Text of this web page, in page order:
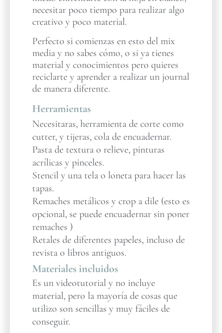
necesitar poco tiempo para realizar algo
creativo y poco material.
Perfecto si comienzas en esto del mix
media y no sabes cómo, o si ya tienes
material y conocimientos pero quieres
reciclarte y aprender a realizar un journal
de manera diferente.
Herramientas
Necesitaras, herramienta de corte como
cutter, y tijeras, cola de encuadernar.
Pasta de textura o relieve, pinturas
acrílicas y pinceles.
Stencil y una tela o loneta para hacer las
tapas.
Remaches metálicos y crop a dile (esto es
opcional, se puede encuadernar sin poner
remaches )
Retales de diferentes papeles, incluso de
revista o libros antiguos.
Materiales incluidos
Es un videotutorial y no incluye
material, pero la mayoría de cosas que
utilizo son sencillas y muy fáciles de
conseguir.